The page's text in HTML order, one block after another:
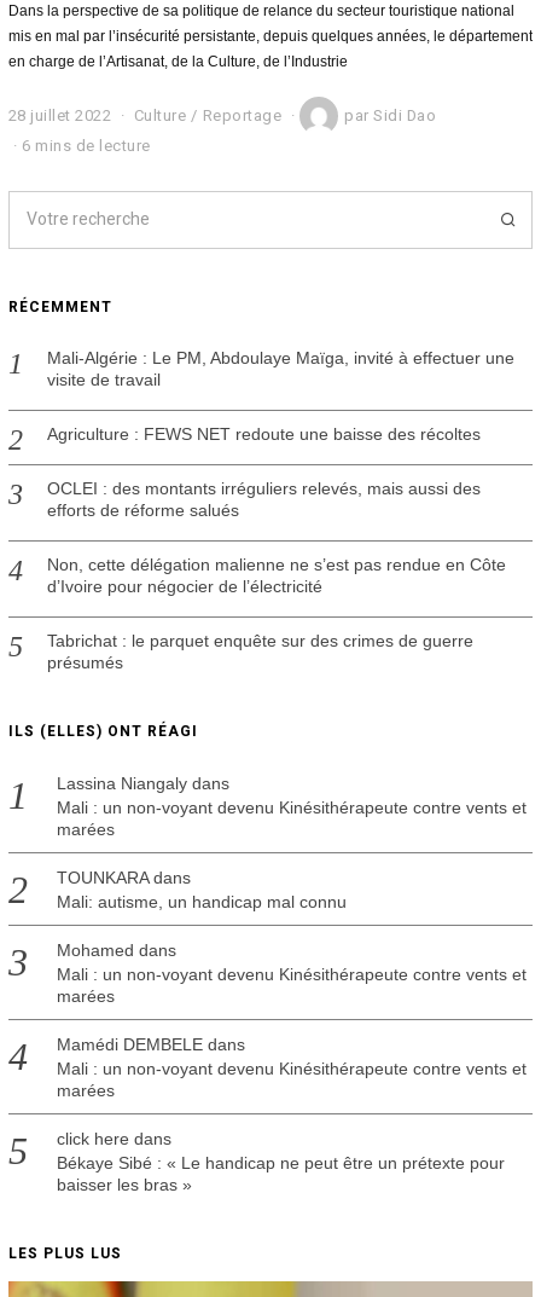
Dans la perspective de sa politique de relance du secteur touristique national
mis en mal par l’insécurité persistante, depuis quelques années, le département
en charge de l’Artisanat, de la Culture, de l’Industrie
28 juillet 2022
8
j
l
l
2
2
Culture / Reportage parSidi Dao
6 mins de lecture
RÉCEMMENT
Mali-Algérie : Le PM, Abdoulaye Maïga, invité à effectuer une
visite de travail
Agriculture : FEWS NET redoute une baisse des récoltes
OCLEI : des montants irréguliers relevés, mais aussi des
efforts de réforme salués
Non, cette délégation malienne ne s’est pas rendue en Côte
d’Ivoire pour négocier de l’électricité
Tabrichat : le parquet enquête sur des crimes de guerre
présumés
ILS (ELLES) ONT RÉAGI
Lassina Niangalydans
Mali : un non-voyant devenu Kinésithérapeute contre vents et
marées
TOUNKARAdans
Mali: autisme, un handicap mal connu
Mohamed dans
Mali : un non-voyant devenu Kinésithérapeute contre vents et
marées
Mamédi DEMBELEdans
Mali : un non-voyant devenu Kinésithérapeute contre vents et
marées
click here dans
Békaye Sibé : « Le handicap ne peut être un prétexte pour
baisser les bras »
LES PLUS LUS